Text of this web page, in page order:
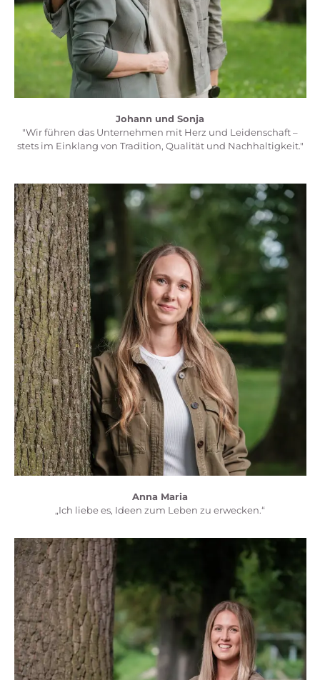
Johann und Sonja
"Wir führen das Unternehmen mit Herz und Leidenschaft –
stets im Einklang von Tradition, Qualität und Nachhaltigkeit."
Anna Maria
„Ich liebe es, Ideen zum Leben zu erwecken.“